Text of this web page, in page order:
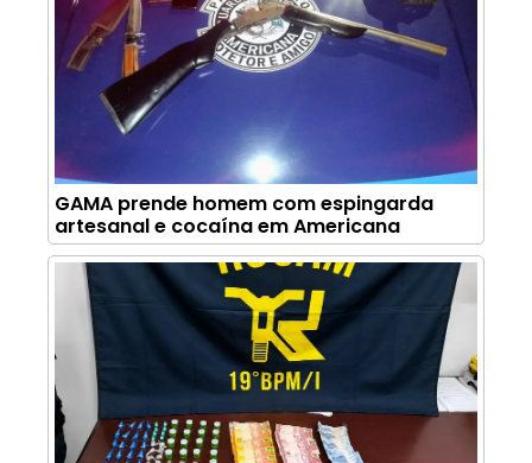
GAMA prende homem com espingarda
artesanal e cocaína em Americana